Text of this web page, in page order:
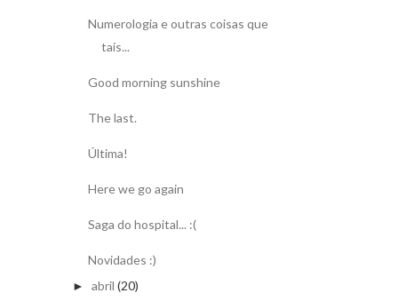
Numerologia e outras coisas que
tais...
Good morning sunshine
The last.
Última!
Here we go again
Saga do hospital... :(
Novidades :)
► abril (20)